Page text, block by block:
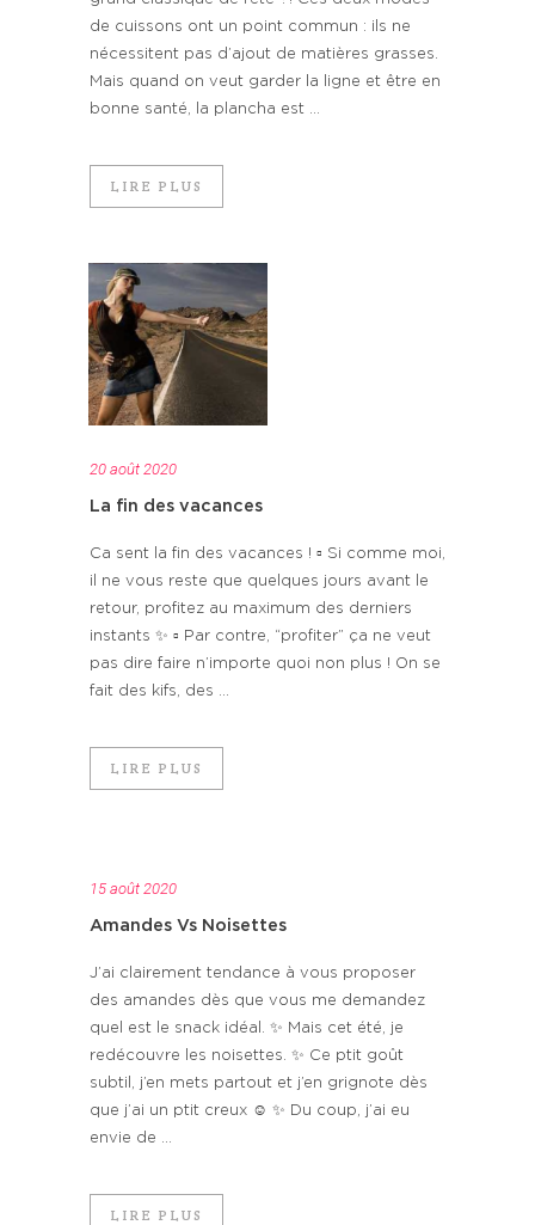
de cuissons ont un point commun : ils ne
nécessitent pas d’ajout de matières grasses.
Mais quand on veut garder la ligne et être en
bonne santé, la plancha est ...
LIRE PLUS
20 août 2020
La fin des vacances
Ca sent la fin des vacances ! ▫️ Si comme moi,
il ne vous reste que quelques jours avant le
retour, profitez au maximum des derniers
instants ✨ ▫️ Par contre, “profiter” ça ne veut
pas dire faire n’importe quoi non plus ! On se
fait des kifs, des ...
LIRE PLUS
15 août 2020
Amandes Vs Noisettes
J’ai clairement tendance à vous proposer
des amandes dès que vous me demandez
quel est le snack idéal. ✨ Mais cet été, je
redécouvre les noisettes. ✨ Ce ptit goût
subtil, j’en mets partout et j’en grignote dès
que j’ai un ptit creux ☺️ ✨ Du coup, j’ai eu
envie de ...
LIRE PLUS